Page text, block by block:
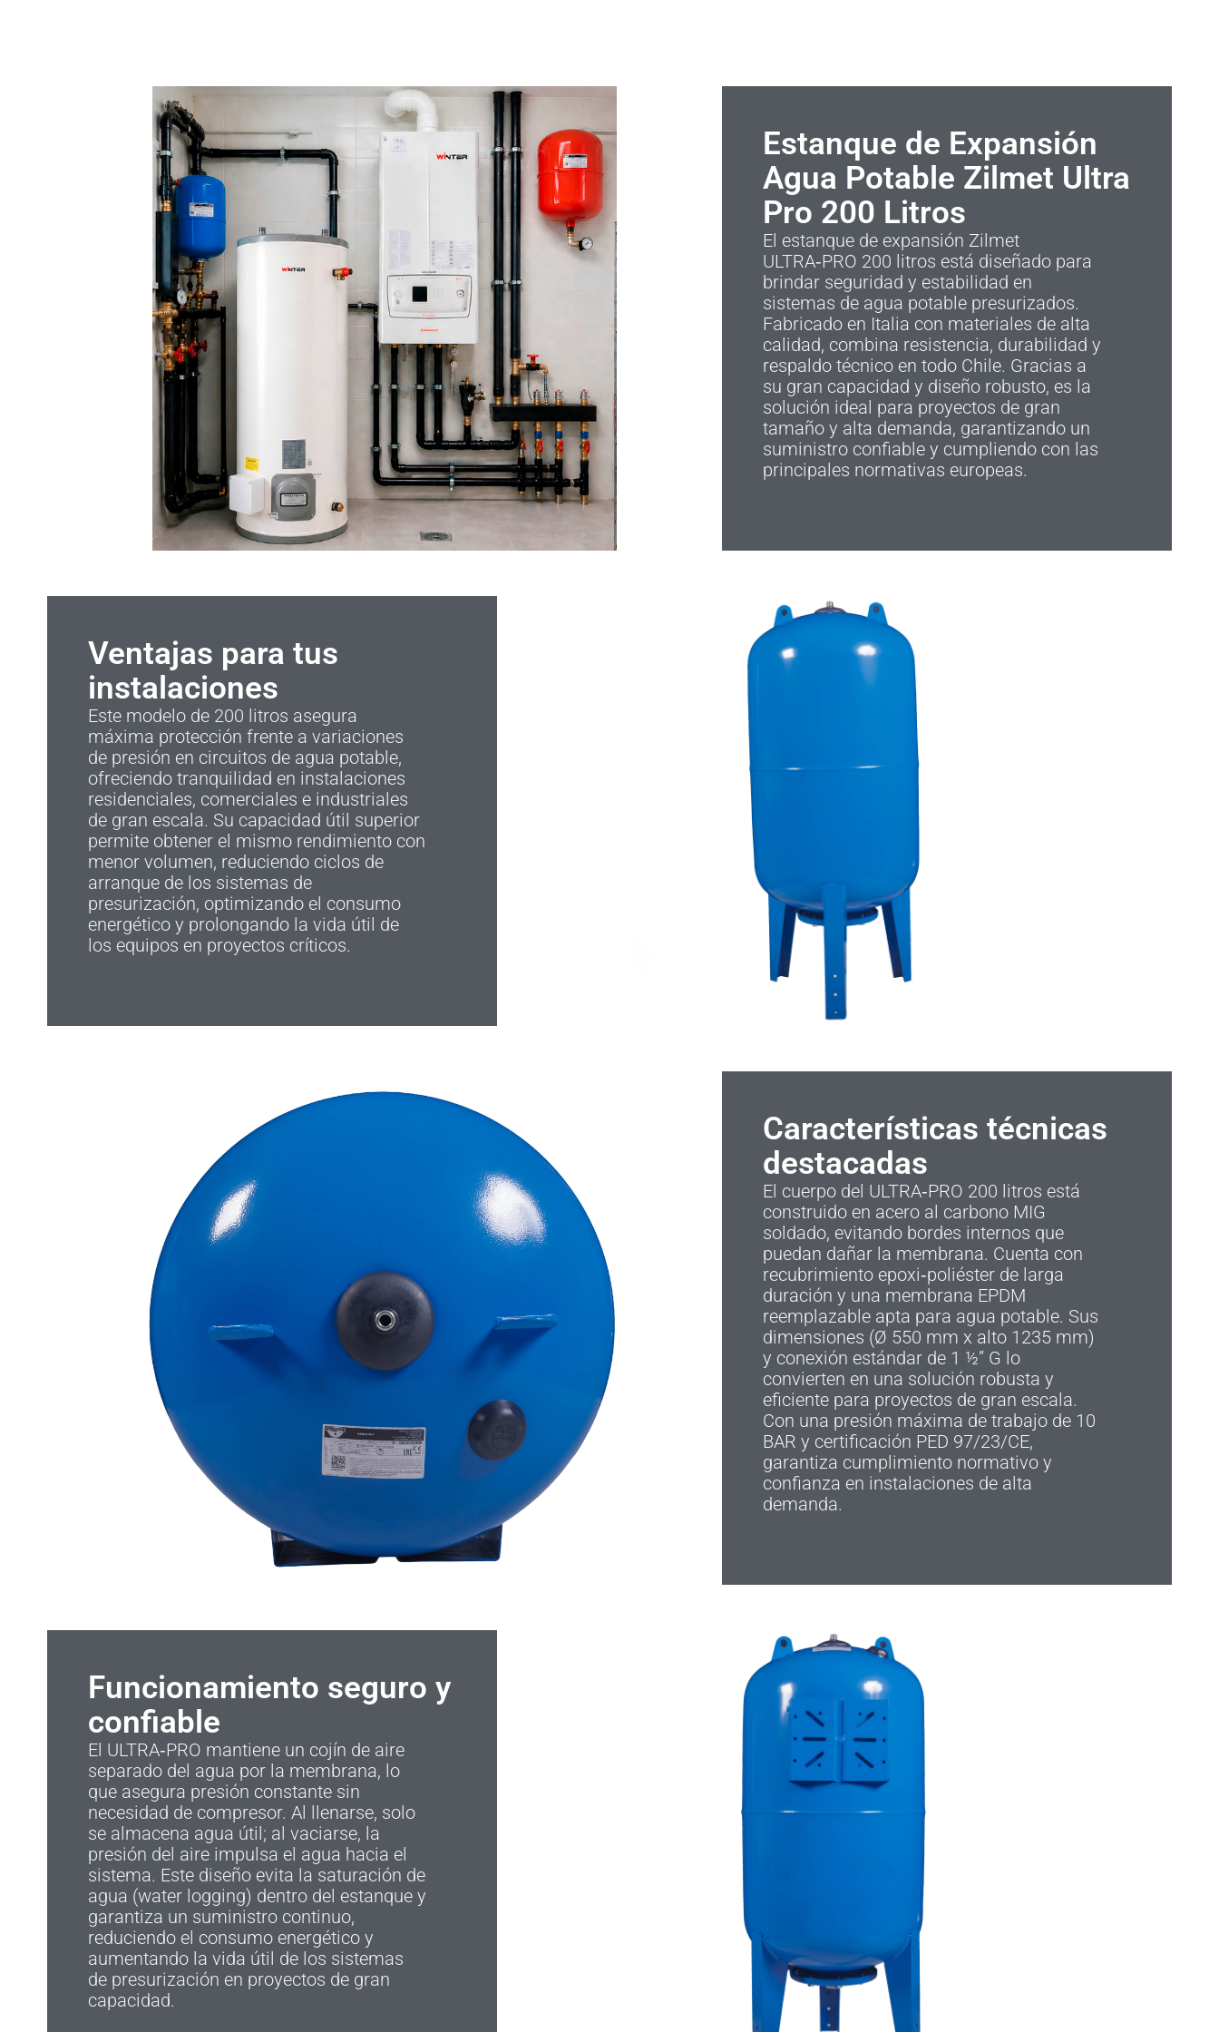
Estanque de Expansión
Agua Potable Zilmet Ultra
Pro 200 Litros
El estanque de expansión Zilmet
ULTRA‑PRO 200 litros está diseñado para
brindar seguridad y estabilidad en
sistemas de agua potable presurizados.
Fabricado en Italia con materiales de alta
calidad, combina resistencia, durabilidad y
respaldo técnico en todo Chile. Gracias a
su gran capacidad y diseño robusto, es la
solución ideal para proyectos de gran
tamaño y alta demanda, garantizando un
suministro confiable y cumpliendo con las
principales normativas europeas.
Ventajas para tus
instalaciones
Este modelo de 200 litros asegura
máxima protección frente a variaciones
de presión en circuitos de agua potable,
ofreciendo tranquilidad en instalaciones
residenciales, comerciales e industriales
de gran escala. Su capacidad útil superior
permite obtener el mismo rendimiento con
menor volumen, reduciendo ciclos de
arranque de los sistemas de
presurización, optimizando el consumo
energético y prolongando la vida útil de
los equipos en proyectos críticos.
Características técnicas
destacadas
El cuerpo del ULTRA‑PRO 200 litros está
construido en acero al carbono MIG
soldado, evitando bordes internos que
puedan dañar la membrana. Cuenta con
recubrimiento epoxi‑poliéster de larga
duración y una membrana EPDM
reemplazable apta para agua potable. Sus
dimensiones (Ø 550 mm x alto 1235 mm)
y conexión estándar de 1 ½” G lo
convierten en una solución robusta y
eficiente para proyectos de gran escala.
Con una presión máxima de trabajo de 10
BAR y certificación PED 97/23/CE,
garantiza cumplimiento normativo y
confianza en instalaciones de alta
demanda.
Funcionamiento seguro y
confiable
El ULTRA‑PRO mantiene un cojín de aire
separado del agua por la membrana, lo
que asegura presión constante sin
necesidad de compresor. Al llenarse, solo
se almacena agua útil; al vaciarse, la
presión del aire impulsa el agua hacia el
sistema. Este diseño evita la saturación de
agua (water logging) dentro del estanque y
garantiza un suministro continuo,
reduciendo el consumo energético y
aumentando la vida útil de los sistemas
de presurización en proyectos de gran
capacidad.